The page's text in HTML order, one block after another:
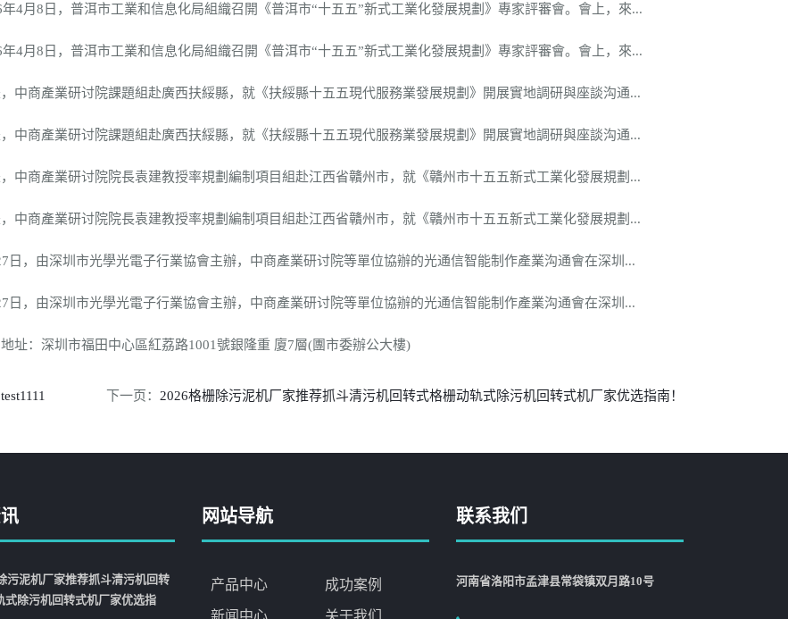
月8日，普洱市工業和信息化局組織召開《普洱市“十五五”新式工業化發展規劃》專家評審會。會上，來...
月8日，普洱市工業和信息化局組織召開《普洱市“十五五”新式工業化發展規劃》專家評審會。會上，來...
商產業研讨院課題組赴廣西扶綏縣，就《扶綏縣十五五現代服務業發展規劃》開展實地調研與座談沟通...
商產業研讨院課題組赴廣西扶綏縣，就《扶綏縣十五五現代服務業發展規劃》開展實地調研與座談沟通...
商產業研讨院院長袁建教授率規劃編制項目組赴江西省贛州市，就《贛州市十五五新式工業化發展規劃...
商產業研讨院院長袁建教授率規劃編制項目組赴江西省贛州市，就《贛州市十五五新式工業化發展規劃...
，由深圳市光學光電子行業協會主辦，中商產業研讨院等單位協辦的光通信智能制作產業沟通會在深圳...
，由深圳市光學光電子行業協會主辦，中商產業研讨院等單位協辦的光通信智能制作產業沟通會在深圳...
：深圳市福田中心區紅荔路1001號銀隆重 廈7層(團市委辦公大樓)
test1111 下一页： 2026格栅除污泥机厂家推荐抓斗清污机回转式格栅动轨式除污机回转式机厂家优选指南！
污泥机厂家推荐抓斗清污机回转
式除污机回转式机厂家优选指
网站导航
产品中心 成功案例
新闻中心 关于我们
联系我们
河南省洛阳市孟津县常袋镇双月路10号